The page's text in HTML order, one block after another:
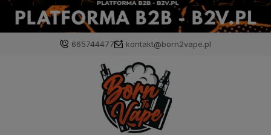
665744477 kontakt@born2vape.pl